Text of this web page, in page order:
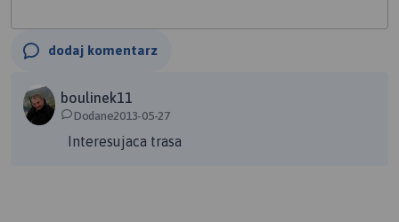
dodaj komentarz
boulinek11
Dodane2013-05-27
Interesujaca trasa